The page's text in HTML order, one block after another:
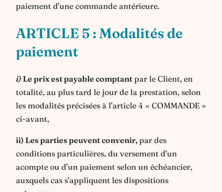
paiement d’une commande antérieure.
ARTICLE 5 : Modalités de
paiement
i) Le prix est payable comptant par le Client, en
totalité, au plus tard le jour de la prestation, selon
les modalités précisées à l’article 4 « COMMANDE »
ci-avant,
ii) Les parties peuvent convenir, par des
conditions particulières, du versement d’un
acompte ou d’un paiement selon un échéancier,
auxquels cas s’appliquent les dispositions